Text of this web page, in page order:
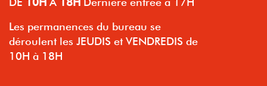
Les permanences du bureau se
déroulent les JEUDIS et VENDREDIS de
10H à 18H